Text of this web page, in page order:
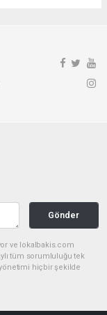
Gönder
ve lokalbakis.com
tüm sorumluluğu tek
yönetimi hiçbir şekilde